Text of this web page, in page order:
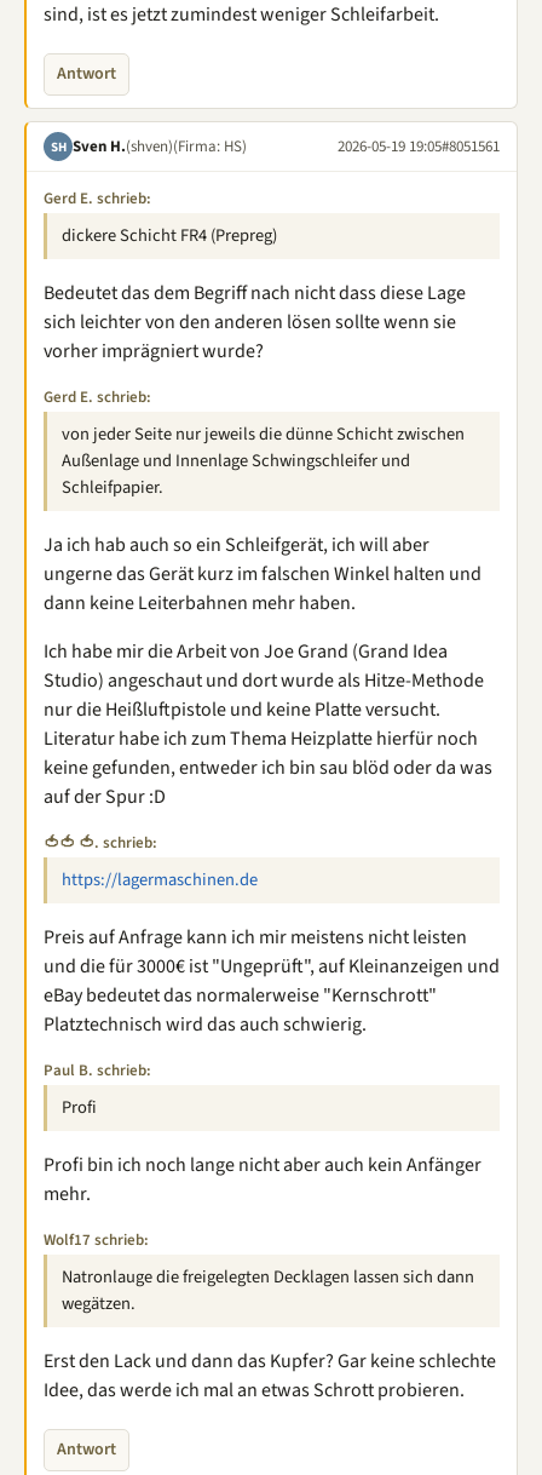
sind, ist es jetzt zumindest weniger Schleifarbeit.
Antwort
SH Sven H.(shven)(Firma: HS) 2026-05-19 19:05#8051561
Gerd E. schrieb:
dickere Schicht FR4 (Prepreg)
Bedeutet das dem Begriff nach nicht dass diese Lage
sich leichter von den anderen lösen sollte wenn sie
vorher imprägniert wurde?
Gerd E. schrieb:
von jeder Seite nur jeweils die dünne Schicht zwischen
Außenlage und Innenlage Schwingschleifer und
Schleifpapier.
Ja ich hab auch so ein Schleifgerät, ich will aber
ungerne das Gerät kurz im falschen Winkel halten und
dann keine Leiterbahnen mehr haben.
Ich habe mir die Arbeit von Joe Grand (Grand Idea
Studio) angeschaut und dort wurde als Hitze-Methode
nur die Heißluftpistole und keine Platte versucht.
Literatur habe ich zum Thema Heizplatte hierfür noch
keine gefunden, entweder ich bin sau blöd oder da was
auf der Spur :D
🍅🍅 🍅. schrieb:
https://lagermaschinen.de
Preis auf Anfrage kann ich mir meistens nicht leisten
und die für 3000€ ist "Ungeprüft", auf Kleinanzeigen und
eBay bedeutet das normalerweise "Kernschrott"
Platztechnisch wird das auch schwierig.
Paul B. schrieb:
Profi
Profi bin ich noch lange nicht aber auch kein Anfänger
mehr.
Wolf17 schrieb:
Natronlauge die freigelegten Decklagen lassen sich dann
wegätzen.
Erst den Lack und dann das Kupfer? Gar keine schlechte
Idee, das werde ich mal an etwas Schrott probieren.
Antwort